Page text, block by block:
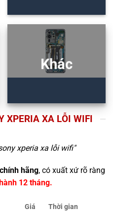
Khác
XPERIA XA LỖI WIFI
xperia xa lỗi wifi"
chính hãng, có xuất xứ rõ ràng
12 tháng.
Giá Thời gian